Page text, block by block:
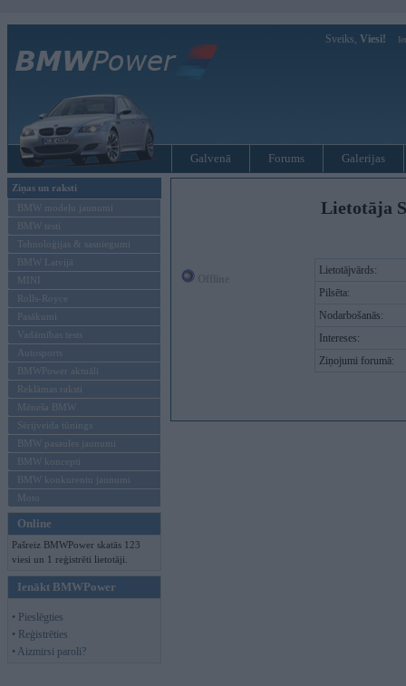
Sveiks, Viesi!
Galvenā Forums Galerijas
Ziņas un raksti
BMW modeļu jaunumi
BMW testi
Tehnoloģijas & sasniegumi
BMW Latvijā
MINI
Rolls-Royce
Pasākumi
Vadāmības tests
Autosports
BMWPower aktuāli
Reklāmas raksti
Mēneša BMW
Sērijveida tūnings
BMW pasaules jaunumi
BMW koncepti
BMW konkurentu jaunumi
Moto
Online
Pašreiz BMWPower skatās 123
viesi un 1 reģistrēti lietotāji.
Ienākt BMWPower
• Pieslēgties
• Reģistrēties
• Aizmirsi paroli?
Lietotāja
Lietotājvārds:
Pilsēta:
Nodarbošanās:
Intereses:
Ziņojumi forumā: